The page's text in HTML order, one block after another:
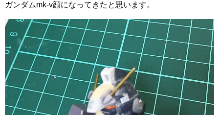
ガンダムmk-v顔になってきたと思います。